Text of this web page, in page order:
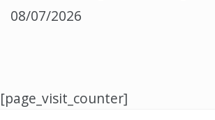
08/07/2026
[page_visit_counter]